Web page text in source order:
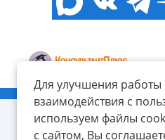
Для улучшения работы
взаимодействия с
используем файлы
с сайтом, Вы
© ФГБОУ ВО «КнАГУ», 2014-2026